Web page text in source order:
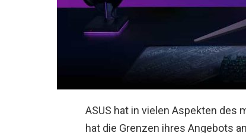
ASUS hat in vielen Aspekten des
hat die Grenzen ihres Angebots